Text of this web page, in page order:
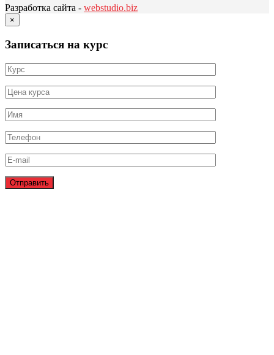
Разработка сайта - webstudio.biz
×
Записаться на курс